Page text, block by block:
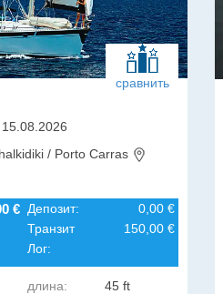
сравнить
/ Porto Carras
€ Депозит:
0,00 €
Транзит
Лог:
150,00 €
длина:
45 ft